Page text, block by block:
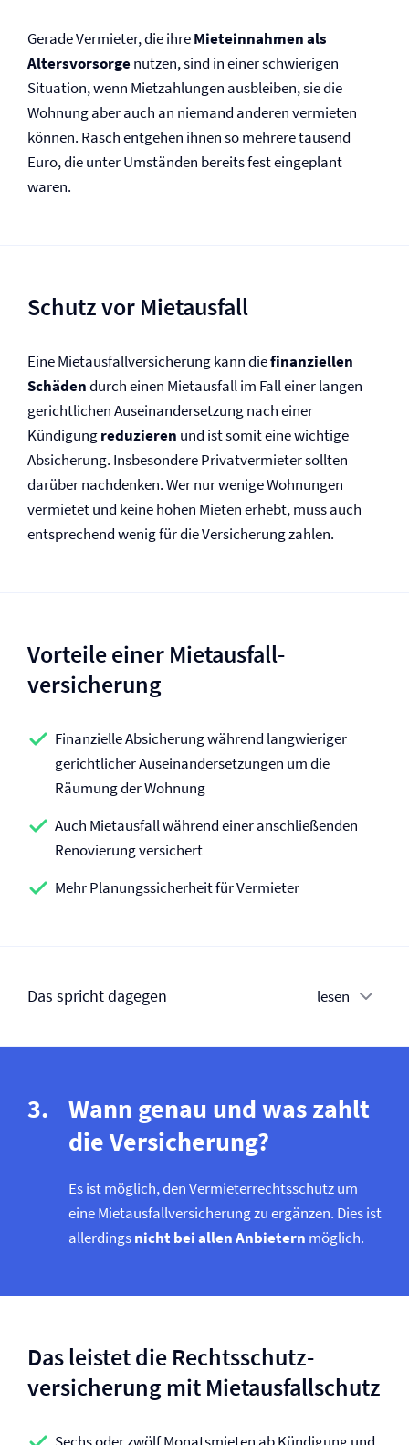
Gerade Vermieter, die ihreMieteinnahmen als
Altersvorsorgenutzen, sind in einer schwierigen
Situation, wenn Mietzahlungen ausbleiben, sie die
Wohnung aber auch an niemand anderen vermieten
können. Rasch entgehen ihnen so mehrere tausend
Euro, die unter Umständen bereits fest eingeplant
waren.
Schutz vor Mietausfall
Eine Mietausfall­versicherung kann diefinanziellen
Schädendurch einen Mietausfall im Fall einer langen
gerichtlichen Auseinandersetzung nach einer
Kündigungreduzieren und ist somit eine wichtige
Absicherung. Insbesondere Privatvermieter sollten
darüber nachdenken. Wer nur wenige Wohnungen
vermietet und keine hohen Mieten erhebt, muss auch
entsprechend wenig für die Versicherung zahlen.
Vorteile einer Mietausfall­
versicherung
Finanzielle Absicherung während langwieriger
gerichtlicher Auseinandersetzungen um die
Räumung der Wohnung
Auch Mietausfall während einer anschließenden
Renovierung versichert
Mehr Planungssicherheit für Vermieter
Das spricht dagegen lesen
Wann genau und was zahlt
die Versicherung?
Es ist möglich, den Vermieter­rechtsschutz um
eine Mietausfall­versicherung zu ergänzen. Dies ist
allerdingsnicht bei allen Anbietern möglich.
Das leistet die Rechtsschutz­
versicherung mit Mietausfallschutz